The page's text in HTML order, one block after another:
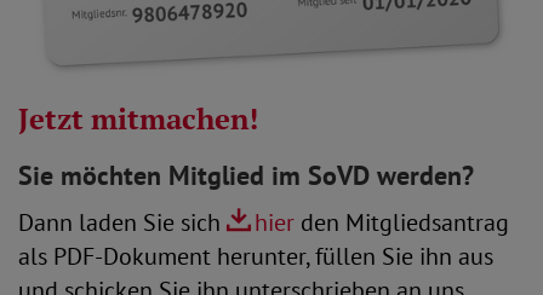
Jetzt mitmachen!
Sie möchten Mitglied im SoVD werden?
Dann laden Sie sich hier den Mitgliedsantrag
als PDF-Dokument herunter, füllen Sie ihn aus